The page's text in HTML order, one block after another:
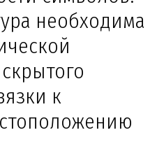
необходима
к